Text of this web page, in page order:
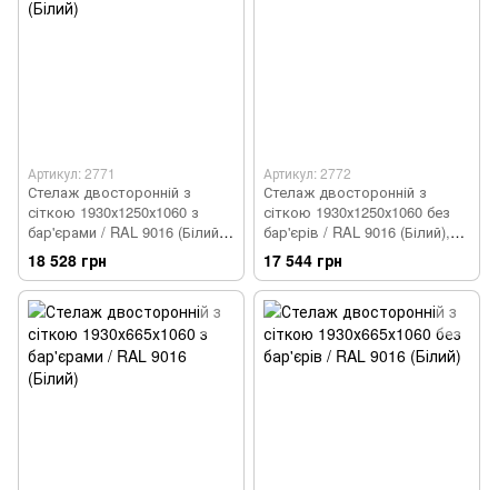
Артикул: 2771
Стелаж двосторонній з
сіткою 1930х1250х1060 з
бар'єрами / RAL 9016 (Білий),
Білий, Білий
18 528 грн
Артикул: 2772
Стелаж двосторонній з
сіткою 1930х1250х1060 без
бар'єрів / RAL 9016 (Білий),
Білий, Білий
17 544 грн